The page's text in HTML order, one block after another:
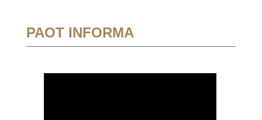
PAOT INFORMA